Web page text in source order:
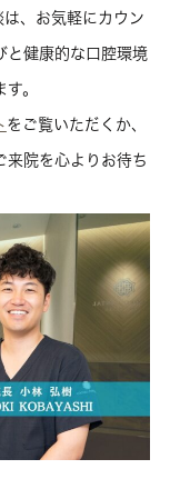
、お気軽にカウン
と健康的な口腔環境
。
をご覧いただくか、
来院を心よりお待ち